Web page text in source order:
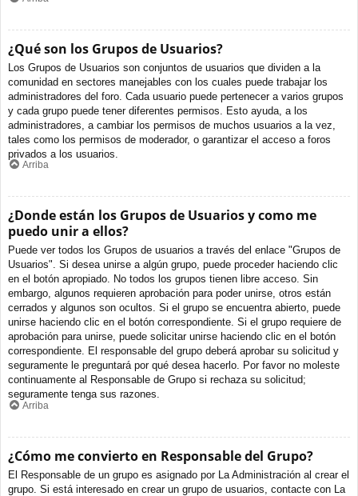
¿Qué son los Grupos de Usuarios?
Los Grupos de Usuarios son conjuntos de usuarios que dividen a la
comunidad en sectores manejables con los cuales puede trabajar los
administradores del foro. Cada usuario puede pertenecer a varios grupos
y cada grupo puede tener diferentes permisos. Esto ayuda, a los
administradores, a cambiar los permisos de muchos usuarios a la vez,
tales como los permisos de moderador, o garantizar el acceso a foros
privados a los usuarios.
Arriba
¿Donde están los Grupos de Usuarios y como me
puedo unir a ellos?
Puede ver todos los Grupos de usuarios a través del enlace "Grupos de
Usuarios". Si desea unirse a algún grupo, puede proceder haciendo clic
en el botón apropiado. No todos los grupos tienen libre acceso. Sin
embargo, algunos requieren aprobación para poder unirse, otros están
cerrados y algunos son ocultos. Si el grupo se encuentra abierto, puede
unirse haciendo clic en el botón correspondiente. Si el grupo requiere de
aprobación para unirse, puede solicitar unirse haciendo clic en el botón
correspondiente. El responsable del grupo deberá aprobar su solicitud y
seguramente le preguntará por qué desea hacerlo. Por favor no moleste
continuamente al Responsable de Grupo si rechaza su solicitud;
seguramente tenga sus razones.
Arriba
¿Cómo me convierto en Responsable del Grupo?
El Responsable de un grupo es asignado por La Administración al crear el
grupo. Si está interesado en crear un grupo de usuarios, contacte con La